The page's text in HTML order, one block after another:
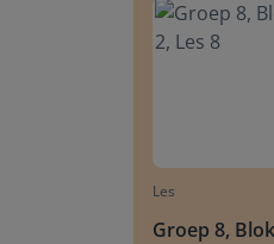
Les
Groep 8,